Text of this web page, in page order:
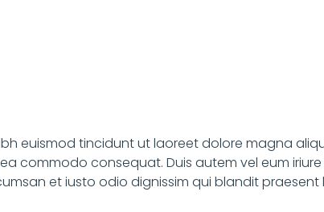
euismod tincidunt ut laoreet dolore magna
commodo consequat. Duis autem vel eum
et iusto odio dignissim qui blandit